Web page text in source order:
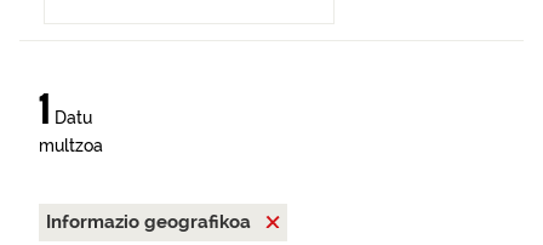
1 Datu
multzoa
Informazio geografikoa